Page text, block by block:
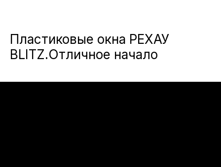
Пластиковые окна РЕХАУ
BLITZ.Отличное начало